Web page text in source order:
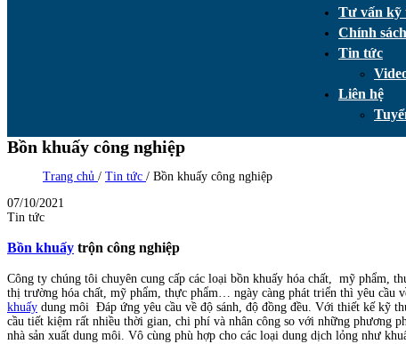
Tư vấn kỹ
Chính sách
Tin tức
Liên hệ
Bồn khuấy công nghiệp
Trang chủ / Tin tức / Bồn khuấy công nghiệp
07/10/2021
Tin tức
Bồn khuấy trộn công nghiệp
Công ty chúng tôi chuyên cung cấp các loại bồn khuấy hóa chất, mỹ phẩm,
thị trường hóa chất, mỹ phẩm, thực phẩm… ngày càng phát triển thì yêu cầu
khuấy dung môi Đáp ứng yêu cầu về độ sánh, độ đồng đều. Với thiết kế kỹ
cầu tiết kiệm rất nhiều thời gian, chi phí và nhân công so với những phương
nhà sản xuất dung môi. Vô cùng phù hợp cho các loại dung dịch lỏng như